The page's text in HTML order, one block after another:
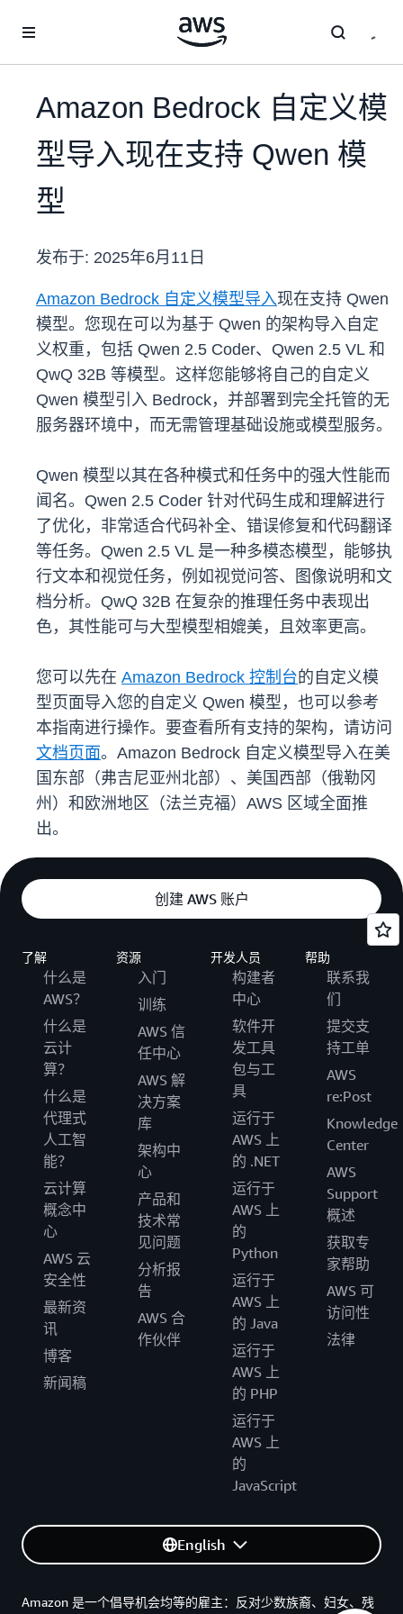
Amazon Bedrock 自定义模
型导入现在支持 Qwen 模
型
发布于: 2025年6月11日
Amazon Bedrock 自定义模型导入现在支持 Qwen
模型。您现在可以为基于 Qwen 的架构导入自定
义权重，包括 Qwen 2.5 Coder、Qwen 2.5 VL 和
QwQ 32B 等模型。这样您能够将自己的自定义
Qwen 模型引入 Bedrock，并部署到完全托管的无
服务器环境中，而无需管理基础设施或模型服务。
Qwen 模型以其在各种模式和任务中的强大性能而
闻名。Qwen 2.5 Coder 针对代码生成和理解进行
了优化，非常适合代码补全、错误修复和代码翻译
等任务。Qwen 2.5 VL 是一种多模态模型，能够执
行文本和视觉任务，例如视觉问答、图像说明和文
档分析。QwQ 32B 在复杂的推理任务中表现出
色，其性能可与大型模型相媲美，且效率更高。
您可以先在 Amazon Bedrock 控制台的自定义模
型页面导入您的自定义 Qwen 模型，也可以参考
本指南进行操作。要查看所有支持的架构，请访问
文档页面。Amazon Bedrock 自定义模型导入在美
国东部（弗吉尼亚州北部）、美国西部（俄勒冈
州）和欧洲地区（法兰克福）AWS 区域全面推
出。
创建 AWS 账户
了解
什么是
AWS？
什么是
云计
算？
什么是
代理式
人工智
能？
云计算
概念中
心
AWS 云
安全性
最新资
讯
博客
新闻稿
资源
入门
训练
AWS 信
任中心
AWS 解
决方案
库
架构中
心
产品和
技术常
见问题
分析报
告
AWS 合
作伙伴
开发人员
构建者
中心
软件开
发工具
包与工
具
运行于
AWS 上
的 .NET
运行于
AWS 上
的
Python
运行于
AWS 上
的 Java
运行于
AWS 上
的 PHP
运行于
AWS 上
的
JavaScript
帮助
联系我
们
提交支
持工单
AWS
re:Post
Knowledge
Center
AWS
Support
概述
获取专
家帮助
AWS 可
访问性
法律
English
Amazon 是一个倡导机会均等的雇主：反对少数族裔、妇女、残